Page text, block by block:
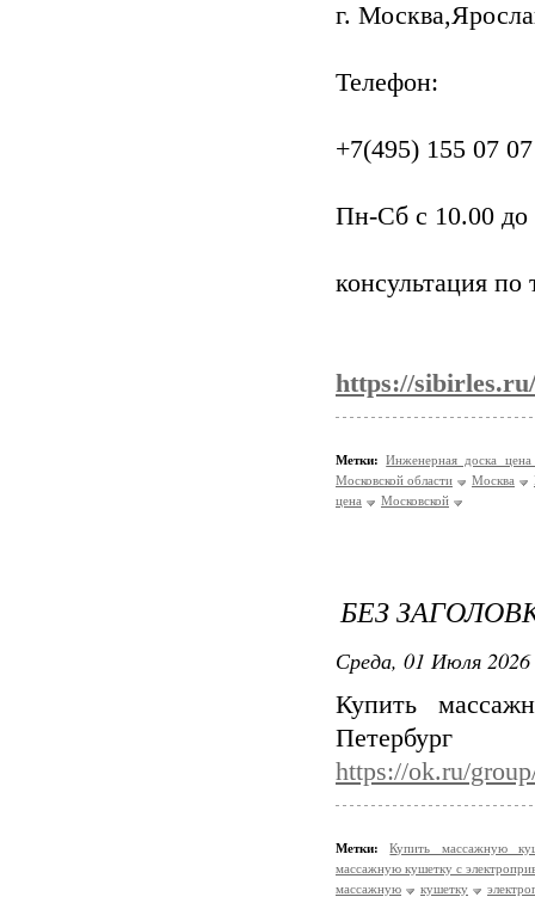
г.
Телефон:
+7(495) 155 07 07
Пн-Сб с 10.00 до
консультация
https://sibirles.ru/
Метки:
Инженерная доска
Московской области
Москва
цена
Московской
БЕЗ
Среда, 01 Июля
Купить
https://ok.ru/
Метки:
Купить массажную
массажную кушетку с
массажную
кушетку